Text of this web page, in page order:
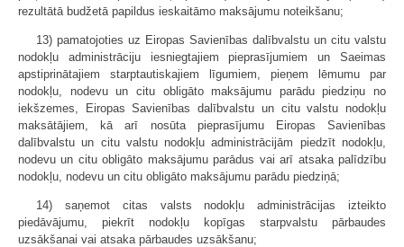
rezultātā budžetā papildus ieskaitāmo maksājumu noteikšanu;
13) pamatojoties uz Eiropas Savienības dalībvalstu un citu valstu
nodokļu administrāciju iesniegtajiem pieprasījumiem un Saeimas
apstiprinātajiem starp­tautiskajiem līgumiem, pieņem lēmumu par
nodokļu, nodevu un citu obligāto maksājumu parādu piedziņu no
iekšzemes, Eiropas Savienības dalībvalstu un citu valstu nodokļu
maksātājiem, kā arī nosūta pieprasījumu Eiropas Savienības
dalībvalstu un citu valstu nodokļu administrācijām piedzīt nodokļu,
nodevu un citu obligāto maksājumu parādus vai arī atsaka palīdzību
nodokļu, nodevu un citu obligāto maksājumu parādu piedziņā;
14) saņemot citas valsts nodokļu administrācijas izteikto
piedāvājumu, piekrīt nodokļu kopīgas starpvalstu pārbaudes
uzsākšanai vai atsaka pārbaudes uzsākšanu;